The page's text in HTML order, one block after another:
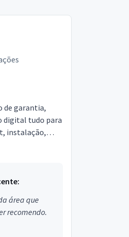
de garantia,
digital tudo para
instalação,
área que
recomendo.